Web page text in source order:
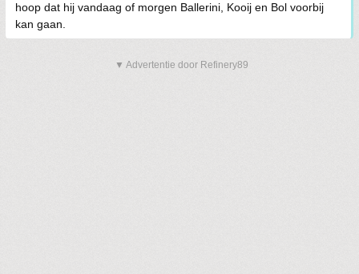
hoop dat hij vandaag of morgen Ballerini, Kooij en Bol voorbij
kan gaan.
▼ Advertentie door Refinery89